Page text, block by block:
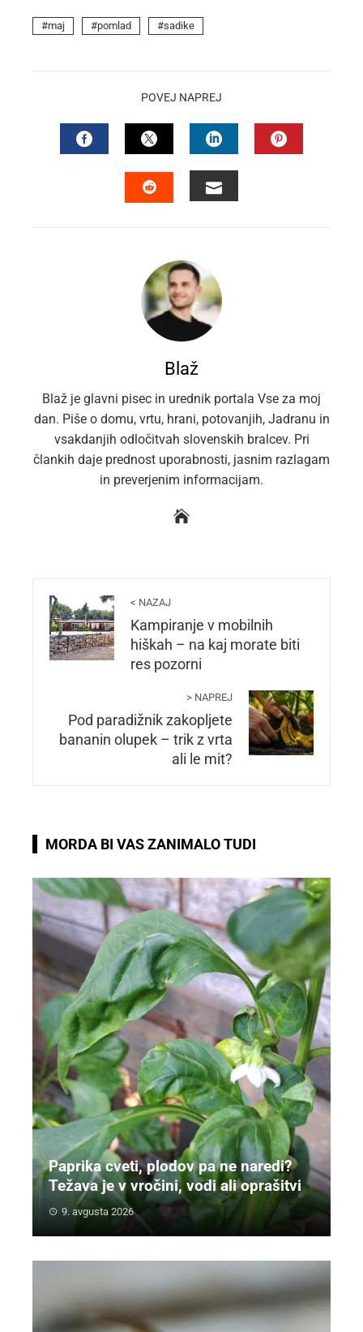
maj pomlad sadike
POVEJ NAPREJ
FACEBOOKTWITTERLINKEDIN
Blaž
Blaž je glavni pisec in urednik portala Vse za moj
dan. Piše o domu, vrtu, hrani, potovanjih, Jadranu in
vsakdanjih odločitvah slovenskih bralcev. Pri
člankih daje prednost uporabnosti, jasnim razlagam
in preverjenim informacijam.
< NAZAJ
Kampiranje v mobilnih
hiškah – na kaj morate biti
res pozorni
> NAPREJ
Pod paradižnik zakopljete
bananin olupek – trik z vrta
ali le mit?
MORDA BI VAS ZANIMALO TUDI
Paprika cveti, plodov pa ne naredi?
Težava je v vročini, vodi ali oprašitvi
9. avgusta 2026